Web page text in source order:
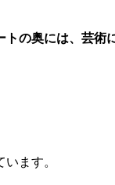
の奥には、芸術
ます。